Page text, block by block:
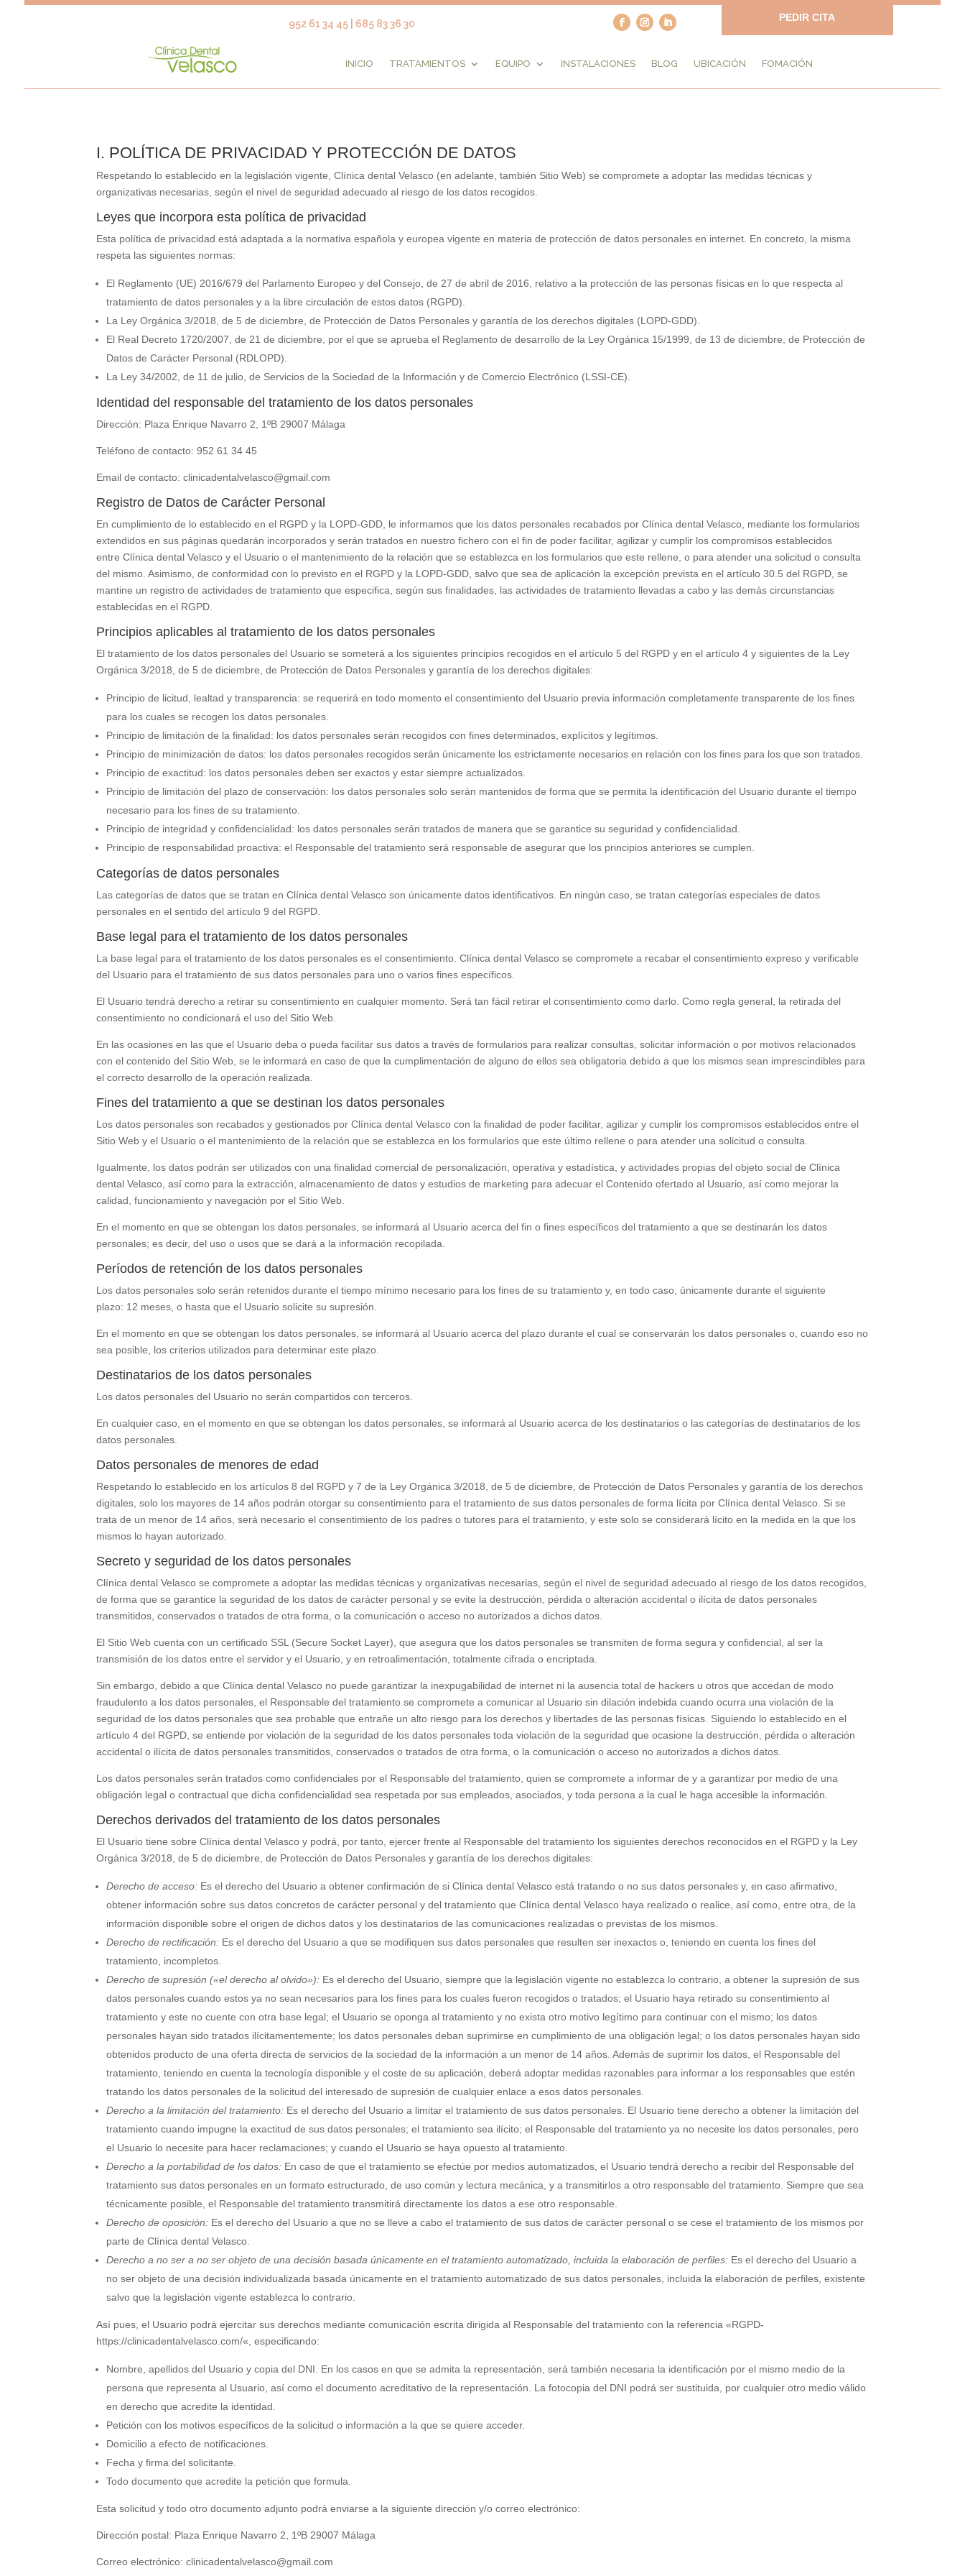
952 61 34 45 | 685 83 36 30
PEDIR CITA
INICIO TRATAMIENTOS EQUIPO INSTALACIONES BLOG UBICACIÓN FOMACIÓN
I. POLÍTICA DE PRIVACIDAD Y PROTECCIÓN DE DATOS
Respetando lo establecido en la legislación vigente,Clínica dental Velasco (en adelante, también Sitio Web) se compromete a adoptar las medidas técnicas y
organizativas necesarias, según el nivel de seguridad adecuado al riesgo de los datos recogidos.
Leyes que incorpora esta política de privacidad
Esta política de privacidad está adaptada a la normativa española y europea vigente en materia de protección de datos personales en internet. En concreto, la misma
respeta las siguientes normas:
El Reglamento (UE) 2016/679 del Parlamento Europeo y del Consejo, de 27 de abril de 2016, relativo a la protección de las personas físicas en lo que respecta al
tratamiento de datos personales y a la libre circulación de estos datos (RGPD).
La Ley Orgánica 3/2018, de 5 de diciembre, de Protección de Datos Personales y garantía de los derechos digitales (LOPD-GDD).
El Real Decreto 1720/2007, de 21 de diciembre, por el que se aprueba el Reglamento de desarrollo de la Ley Orgánica 15/1999, de 13 de diciembre, de Protección de
Datos de Carácter Personal (RDLOPD).
La Ley 34/2002, de 11 de julio, de Servicios de la Sociedad de la Información y de Comercio Electrónico (LSSI-CE).
Identidad del responsable del tratamiento de los datos personales
Dirección: Plaza Enrique Navarro 2, 1ºB 29007 Málaga
Teléfono de contacto:952 61 34 45
Email de contacto:clinicadentalvelasco@gmail.com
Registro de Datos de Carácter Personal
En cumplimiento de lo establecido en el RGPD y la LOPD-GDD, le informamos que los datos personales recabados porClínica dental Velasco, mediante los formularios
extendidos en sus páginas quedarán incorporados y serán tratados en nuestro fichero con el fin de poder facilitar, agilizar y cumplir los compromisos establecidos
entreClínica dental Velasco y el Usuario o el mantenimiento de la relación que se establezca en los formularios que este rellene, o para atender una solicitud o consulta
del mismo. Asimismo, de conformidad con lo previsto en el RGPD y la LOPD-GDD, salvo que sea de aplicación la excepción prevista en el artículo 30.5 del RGPD, se
mantine un registro de actividades de tratamiento que especifica, según sus finalidades, las actividades de tratamiento llevadas a cabo y las demás circunstancias
establecidas en el RGPD.
Principios aplicables al tratamiento de los datos personales
El tratamiento de los datos personales del Usuario se someterá a los siguientes principios recogidos en el artículo 5 del RGPD y en el artículo 4 y siguientes de la Ley
Orgánica 3/2018, de 5 de diciembre, de Protección de Datos Personales y garantía de los derechos digitales:
Principio de licitud, lealtad y transparencia: se requerirá en todo momento el consentimiento del Usuario previa información completamente transparente de los fines
para los cuales se recogen los datos personales.
Principio de limitación de la finalidad: los datos personales serán recogidos con fines determinados, explícitos y legítimos.
Principio de minimización de datos: los datos personales recogidos serán únicamente los estrictamente necesarios en relación con los fines para los que son tratados.
Principio de exactitud: los datos personales deben ser exactos y estar siempre actualizados.
Principio de limitación del plazo de conservación: los datos personales solo serán mantenidos de forma que se permita la identificación del Usuario durante el tiempo
necesario para los fines de su tratamiento.
Principio de integridad y confidencialidad: los datos personales serán tratados de manera que se garantice su seguridad y confidencialidad.
Principio de responsabilidad proactiva: el Responsable del tratamiento será responsable de asegurar que los principios anteriores se cumplen.
Categorías de datos personales
Las categorías de datos que se tratan enClínica dental Velasco son únicamente datos identificativos. En ningún caso, se tratan categorías especiales de datos
personales en el sentido del artículo 9 del RGPD.
Base legal para el tratamiento de los datos personales
La base legal para el tratamiento de los datos personales es el consentimiento.Clínica dental Velasco se compromete a recabar el consentimiento expreso y verificable
del Usuario para el tratamiento de sus datos personales para uno o varios fines específicos.
El Usuario tendrá derecho a retirar su consentimiento en cualquier momento. Será tan fácil retirar el consentimiento como darlo. Como regla general, la retirada del
consentimiento no condicionará el uso del Sitio Web.
En las ocasiones en las que el Usuario deba o pueda facilitar sus datos a través de formularios para realizar consultas, solicitar información o por motivos relacionados
con el contenido del Sitio Web, se le informará en caso de que la cumplimentación de alguno de ellos sea obligatoria debido a que los mismos sean imprescindibles para
el correcto desarrollo de la operación realizada.
Fines del tratamiento a que se destinan los datos personales
Los datos personales son recabados y gestionados porClínica dental Velasco con la finalidad de poder facilitar, agilizar y cumplir los compromisos establecidos entre el
Sitio Web y el Usuario o el mantenimiento de la relación que se establezca en los formularios que este último rellene o para atender una solicitud o consulta.
Igualmente, los datos podrán ser utilizados con una finalidad comercial de personalización, operativa y estadística, y actividades propias del objeto social deClínica
dental Velasco, así como para la extracción, almacenamiento de datos y estudios de marketing para adecuar el Contenido ofertado al Usuario, así como mejorar la
calidad, funcionamiento y navegación por el Sitio Web.
En el momento en que se obtengan los datos personales, se informará al Usuario acerca del fin o fines específicos del tratamiento a que se destinarán los datos
personales; es decir, del uso o usos que se dará a la información recopilada.
Períodos de retención de los datos personales
Los datos personales solo serán retenidos durante el tiempo mínimo necesario para los fines de su tratamiento y, en todo caso, únicamente durante el siguiente
plazo: 12 meses, o hasta que el Usuario solicite su supresión.
En el momento en que se obtengan los datos personales, se informará al Usuario acerca del plazo durante el cual se conservarán los datos personales o, cuando eso no
sea posible, los criterios utilizados para determinar este plazo.
Destinatarios de los datos personales
Los datos personales del Usuario no serán compartidos con terceros.
En cualquier caso, en el momento en que se obtengan los datos personales, se informará al Usuario acerca de los destinatarios o las categorías de destinatarios de los
datos personales.
Datos personales de menores de edad
Respetando lo establecido en los artículos 8 del RGPD y 7 de la Ley Orgánica 3/2018, de 5 de diciembre, de Protección de Datos Personales y garantía de los derechos
digitales, solo los mayores de 14 años podrán otorgar su consentimiento para el tratamiento de sus datos personales de forma lícita porClínica dental Velasco. Si se
trata de un menor de 14 años, será necesario el consentimiento de los padres o tutores para el tratamiento, y este solo se considerará lícito en la medida en la que los
mismos lo hayan autorizado.
Secreto y seguridad de los datos personales
Clínica dental Velasco se compromete a adoptar las medidas técnicas y organizativas necesarias, según el nivel de seguridad adecuado al riesgo de los datos recogidos,
de forma que se garantice la seguridad de los datos de carácter personal y se evite la destrucción, pérdida o alteración accidental o ilícita de datos personales
transmitidos, conservados o tratados de otra forma, o la comunicación o acceso no autorizados a dichos datos.
El Sitio Web cuenta con un certificado SSL (Secure Socket Layer), que asegura que los datos personales se transmiten de forma segura y confidencial, al ser la
transmisión de los datos entre el servidor y el Usuario, y en retroalimentación, totalmente cifrada o encriptada.
Sin embargo, debido a queClínica dental Velasco no puede garantizar la inexpugabilidad de internet ni la ausencia total de hackers u otros que accedan de modo
fraudulento a los datos personales, el Responsable del tratamiento se compromete a comunicar al Usuario sin dilación indebida cuando ocurra una violación de la
seguridad de los datos personales que sea probable que entrañe un alto riesgo para los derechos y libertades de las personas físicas. Siguiendo lo establecido en el
artículo 4 del RGPD, se entiende por violación de la seguridad de los datos personales toda violación de la seguridad que ocasione la destrucción, pérdida o alteración
accidental o ilícita de datos personales transmitidos, conservados o tratados de otra forma, o la comunicación o acceso no autorizados a dichos datos.
Los datos personales serán tratados como confidenciales por el Responsable del tratamiento, quien se compromete a informar de y a garantizar por medio de una
obligación legal o contractual que dicha confidencialidad sea respetada por sus empleados, asociados, y toda persona a la cual le haga accesible la información.
Derechos derivados del tratamiento de los datos personales
El Usuario tiene sobreClínica dental Velasco y podrá, por tanto, ejercer frente al Responsable del tratamiento los siguientes derechos reconocidos en el RGPD y la Ley
Orgánica 3/2018, de 5 de diciembre, de Protección de Datos Personales y garantía de los derechos digitales:
Derecho de acceso: Es el derecho del Usuario a obtener confirmación de siClínica dental Velasco está tratando o no sus datos personales y, en caso afirmativo,
obtener información sobre sus datos concretos de carácter personal y del tratamiento queClínica dental Velasco haya realizado o realice, así como, entre otra, de la
información disponible sobre el origen de dichos datos y los destinatarios de las comunicaciones realizadas o previstas de los mismos.
Derecho de rectificación: Es el derecho del Usuario a que se modifiquen sus datos personales que resulten ser inexactos o, teniendo en cuenta los fines del
tratamiento, incompletos.
Derecho de supresión («el derecho al olvido»): Es el derecho del Usuario, siempre que la legislación vigente no establezca lo contrario, a obtener la supresión de sus
datos personales cuando estos ya no sean necesarios para los fines para los cuales fueron recogidos o tratados; el Usuario haya retirado su consentimiento al
tratamiento y este no cuente con otra base legal; el Usuario se oponga al tratamiento y no exista otro motivo legítimo para continuar con el mismo; los datos
personales hayan sido tratados ilícitamentemente; los datos personales deban suprimirse en cumplimiento de una obligación legal; o los datos personales hayan sido
obtenidos producto de una oferta directa de servicios de la sociedad de la información a un menor de 14 años. Además de suprimir los datos, el Responsable del
tratamiento, teniendo en cuenta la tecnología disponible y el coste de su aplicación, deberá adoptar medidas razonables para informar a los responsables que estén
tratando los datos personales de la solicitud del interesado de supresión de cualquier enlace a esos datos personales.
Derecho a la limitación del tratamiento: Es el derecho del Usuario a limitar el tratamiento de sus datos personales. El Usuario tiene derecho a obtener la limitación del
tratamiento cuando impugne la exactitud de sus datos personales; el tratamiento sea ilícito; el Responsable del tratamiento ya no necesite los datos personales, pero
el Usuario lo necesite para hacer reclamaciones; y cuando el Usuario se haya opuesto al tratamiento.
Derecho a la portabilidad de los datos: En caso de que el tratamiento se efectúe por medios automatizados, el Usuario tendrá derecho a recibir del Responsable del
tratamiento sus datos personales en un formato estructurado, de uso común y lectura mecánica, y a transmitirlos a otro responsable del tratamiento. Siempre que sea
técnicamente posible, el Responsable del tratamiento transmitirá directamente los datos a ese otro responsable.
Derecho de oposición: Es el derecho del Usuario a que no se lleve a cabo el tratamiento de sus datos de carácter personal o se cese el tratamiento de los mismos por
parte deClínica dental Velasco.
Derecho a no ser a no ser objeto de una decisión basada únicamente en el tratamiento automatizado, incluida la elaboración de perfiles: Es el derecho del Usuario a
no ser objeto de una decisión individualizada basada únicamente en el tratamiento automatizado de sus datos personales, incluida la elaboración de perfiles, existente
salvo que la legislación vigente establezca lo contrario.
Así pues, el Usuario podrá ejercitar sus derechos mediante comunicación escrita dirigida al Responsable del tratamiento con la referencia «RGPD-
https://clinicadentalvelasco.com/«, especificando:
Nombre, apellidos del Usuario y copia del DNI. En los casos en que se admita la representación, será también necesaria la identificación por el mismo medio de la
persona que representa al Usuario, así como el documento acreditativo de la representación. La fotocopia del DNI podrá ser sustituida, por cualquier otro medio válido
en derecho que acredite la identidad.
Petición con los motivos específicos de la solicitud o información a la que se quiere acceder.
Domicilio a efecto de notificaciones.
Fecha y firma del solicitante.
Todo documento que acredite la petición que formula.
Esta solicitud y todo otro documento adjunto podrá enviarse a la siguiente dirección y/o correo electrónico:
Dirección postal: Plaza Enrique Navarro 2, 1ºB 29007 Málaga
Correo electrónico:clinicadentalvelasco@gmail.com